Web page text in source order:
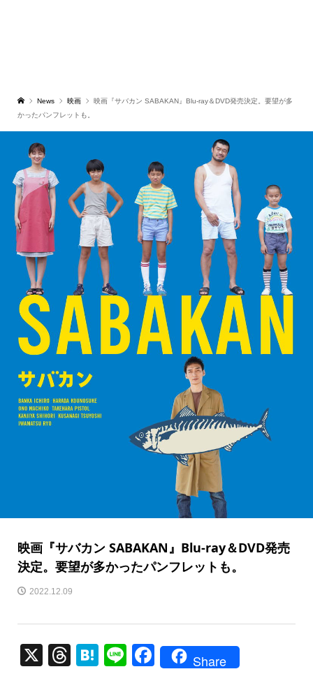
News 映画
映画『サバカン SABAKAN』Blu-ray＆DVD発売決定。要望が多
かったパンフレットも。
映画『サバカン SABAKAN』Blu-ray＆DVD発売
決定。要望が多かったパンフレットも。
2022.12.09
X
T
H
Li
F
Share